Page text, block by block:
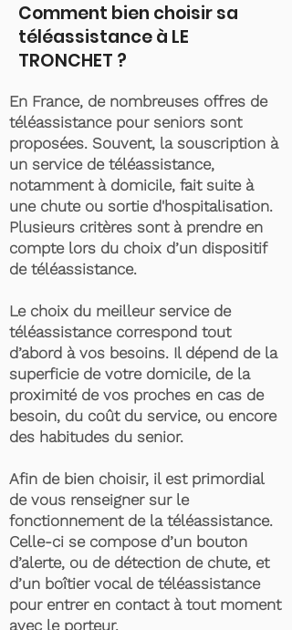
Comment bien choisir sa
téléassistance à LE
TRONCHET ?
En France, de nombreuses offres de
téléassistance pour seniors sont
proposées. Souvent, la souscription à
un service de téléassistance,
notamment à domicile, fait suite à
une chute ou sortie d'hospitalisation.
Plusieurs critères sont à prendre en
compte lors du choix d’un dispositif
de téléassistance.
Le choix du meilleur service de
téléassistance correspond tout
d’abord à vos besoins. Il dépend de la
superficie de votre domicile, de la
proximité de vos proches en cas de
besoin, du coût du service, ou encore
des habitudes du senior.
Afin de bien choisir, il est primordial
de vous renseigner sur le
fonctionnement de la téléassistance.
Celle-ci se compose d’un bouton
d’alerte, ou de détection de chute, et
d’un boîtier vocal de téléassistance
pour entrer en contact à tout moment
avec le porteur.